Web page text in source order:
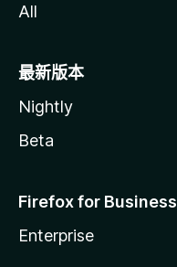
All
最新版本
Nightly
Beta
Firefox for Business
Enterprise